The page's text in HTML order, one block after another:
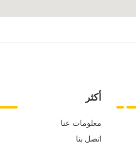
أكثر
معلومات عنا
اتصل بنا